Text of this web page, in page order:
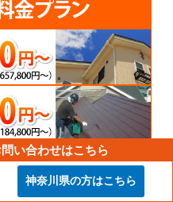
い合わせはこちら
神奈川県の方はこちら